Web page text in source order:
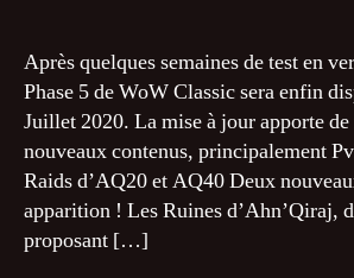
Après quelques semaines de test en
Phase 5 de WoW Classic sera enfin
Juillet 2020. La mise à jour apporte
nouveaux contenus, principalement
Raids d’AQ20 et AQ40 Deux
apparition ! Les Ruines d’Ahn’Qiraj,
proposant […]